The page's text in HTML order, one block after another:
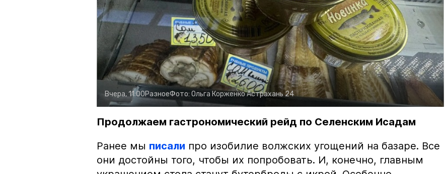
Вчера, 11:00РазноеФото: Ольга КорженкоАстрахань 24
Продолжаем гастрономический рейд по Селенским Исадам
Ранее мы писали про изобилие волжских угощений на базаре. Все
они достойны того, чтобы их попробовать. И, конечно, главным